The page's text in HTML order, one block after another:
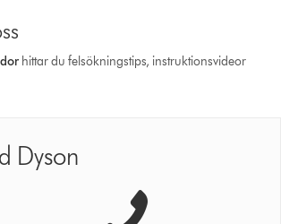
hittar du felsökningstips, instruktionsvideor
Dyson